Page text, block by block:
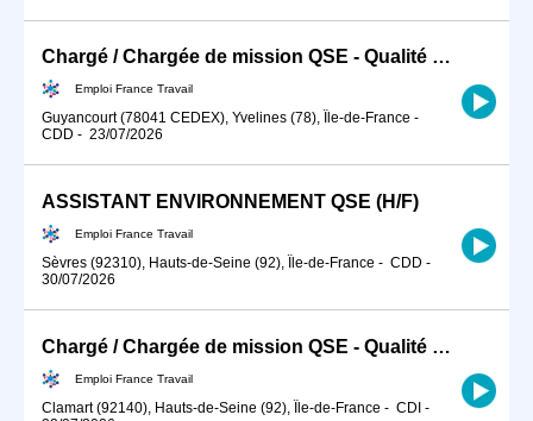
Chargé / Chargée de mission QSE - Qualité Sécurité Environnement (H/F)
Emploi France Travail
Guyancourt (78041 CEDEX), Yvelines (78), Île-de-France -
CDD - 23/07/2026
ASSISTANT ENVIRONNEMENT QSE (H/F)
Emploi France Travail
Sèvres (92310), Hauts-de-Seine (92), Île-de-France - CDD -
30/07/2026
Chargé / Chargée de mission QSE - Qualité Sécurité Environnement (H/F)
Emploi France Travail
Clamart (92140), Hauts-de-Seine (92), Île-de-France - CDI -